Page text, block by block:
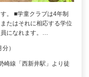
。 ■学童クラブは4年制
たはそれに相応する学位
になれます。…
）
崎線「西新井駅」より徒